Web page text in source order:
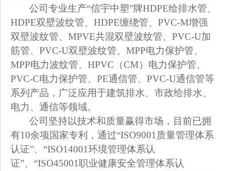
公司专业生产“信宇中塑”牌HDPE给排水管、
HDPE双壁波纹管、HDPE缠绕管、PVC-M增强
双壁波纹管、MPVE共混双壁波纹管、PVC-U加
筋管、PVC-U双壁波纹管、MPP电力保护管、
MPP电力波纹管、HPVC（CM）电力保护管、
PVC-C电力保护管、PE通信管、PVC-U通信管等
系列产品，广泛应用于建筑排水、市政给排水、
电力、通信等领域。
公司坚持以技术和质量赢得市场，目前已拥
有10余项国家专利，通过“ISO9001质量管理体系
认证”、“ISO14001环境管理体系认
证”、“ISO45001职业健康安全管理体系认